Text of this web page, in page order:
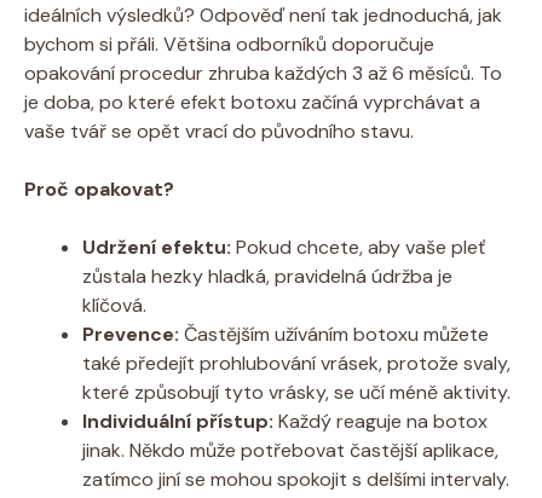
ideálních výsledků? Odpověď není tak jednoduchá, jak
bychom si přáli. Většina odborníků doporučuje
opakování ‍procedur zhruba každých 3 až 6 měsíců. To
je doba, po které efekt botoxu začíná vyprchávat a
vaše tvář se opět vrací do ​původního ⁢stavu.
Proč opakovat?
Udržení‌ efektu: Pokud chcete, aby⁣ vaše pleť
zůstala hezky hladká, pravidelná ⁢údržba je ​
klíčová.
Prevence: Častějším užíváním botoxu můžete
také předejít prohlubování vrásek, ⁤protože svaly,
které⁣ způsobují tyto vrásky, se učí méně aktivity.
Individuální přístup: Každý reaguje na botox
jinak. Někdo může potřebovat ‍častější aplikace,
zatímco jiní se mohou spokojit s ⁢delšími intervaly.